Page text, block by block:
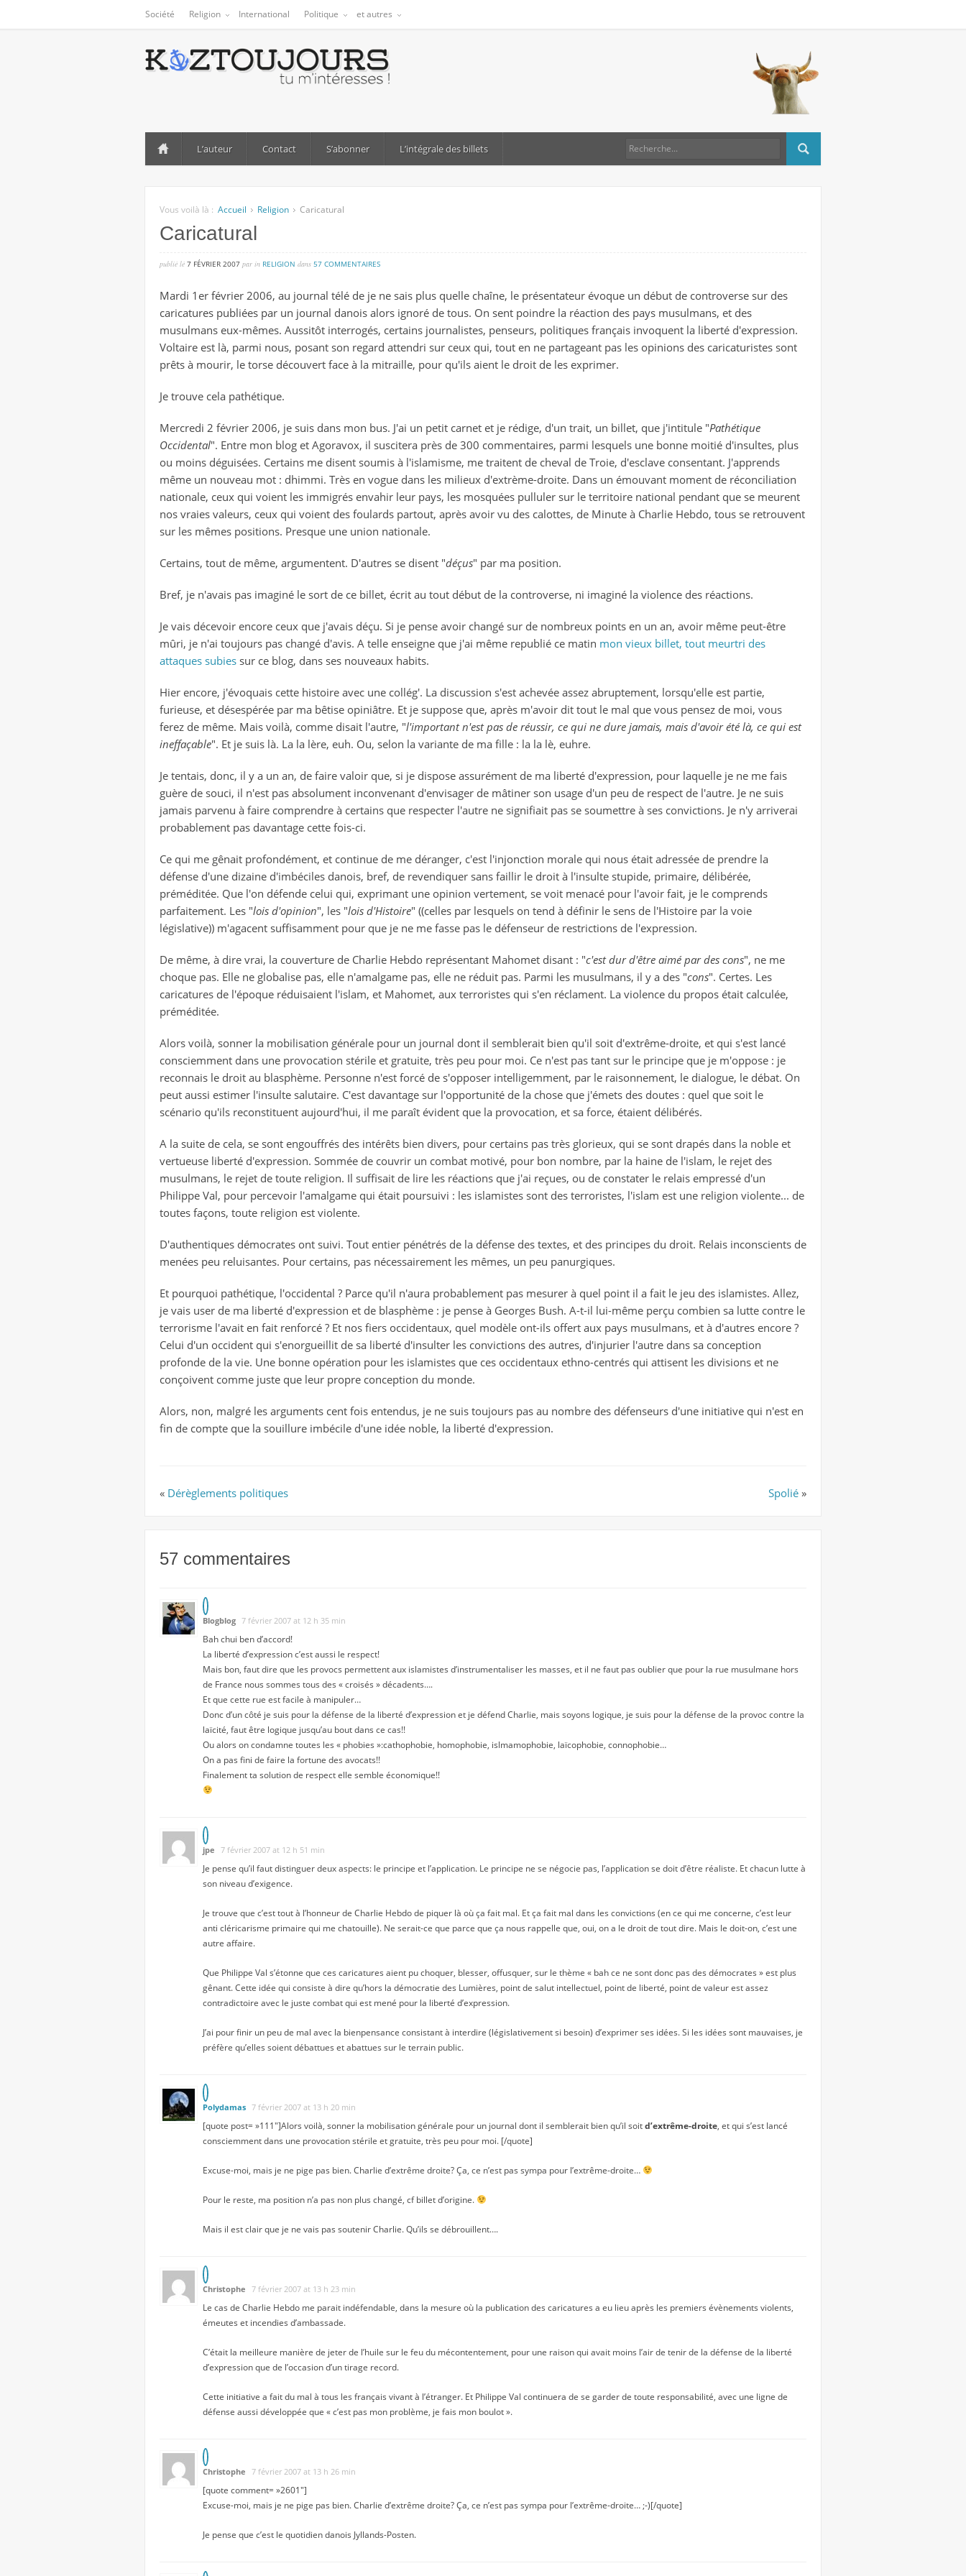
Société Religion International Politique et autres
L’auteur Contact S’abonner L’intégrale des billets
Vous voilà là : Accueil Religion Caricatural
Caricatural
publié lé 7 FÉVRIER 2007 par in RELIGION dans 57 COMMENTAIRESsur
Mardi 1er février 2006, au journal télé de je ne sais plus quelle chaîne, le présentateur évoque un début de controverse sur des
caricatures publiées par un journal danois alors ignoré de tous. On sent poindre la réaction des pays musulmans, et des
musulmans eux-mêmes. Aussitôt interrogés, certains journalistes, penseurs, politiques français invoquent la liberté d'expression.
Voltaire est là, parmi nous, posant son regard attendri sur ceux qui, tout en ne partageant pas les opinions des caricaturistes sont
prêts à mourir, le torse découvert face à la mitraille, pour qu'ils aient le droit de les exprimer.
Je trouve cela pathétique.
Mercredi 2 février 2006, je suis dans mon bus. J'ai un petit carnet et je rédige, d'un trait, un billet, que j'intitule "Pathétique
Occidental". Entre mon blog et Agoravox, il suscitera près de 300 commentaires, parmi lesquels une bonne moitié d'insultes, plus
ou moins déguisées. Certains me disent soumis à l'islamisme, me traitent de cheval de Troie, d'esclave consentant. J'apprends
même un nouveau mot : dhimmi. Très en vogue dans les milieux d'extrème-droite. Dans un émouvant moment de réconciliation
nationale, ceux qui voient les immigrés envahir leur pays, les mosquées pulluler sur le territoire national pendant que se meurent
nos vraies valeurs, ceux qui voient des foulards partout, après avoir vu des calottes, de Minute à Charlie Hebdo, tous se retrouvent
sur les mêmes positions. Presque une union nationale.
Certains, tout de même, argumentent. D'autres se disent "déçus" par ma position.
Bref, je n'avais pas imaginé le sort de ce billet, écrit au tout début de la controverse, ni imaginé la violence des réactions.
Je vais décevoir encore ceux que j'avais déçu. Si je pense avoir changé sur de nombreux points en un an, avoir même peut-être
mûri, je n'ai toujours pas changé d'avis. A telle enseigne que j'ai même republié ce matin mon vieux billet, tout meurtri des
attaques subies sur ce blog, dans ses nouveaux habits.
Hier encore, j'évoquais cette histoire avec une collég'. La discussion s'est achevée assez abruptement, lorsqu'elle est partie,
furieuse, et désespérée par ma bêtise opiniâtre. Et je suppose que, après m'avoir dit tout le mal que vous pensez de moi, vous
ferez de même. Mais voilà, comme disait l'autre, "l'important n'est pas de réussir, ce qui ne dure jamais, mais d'avoir été là, ce qui est
ineffaçable". Et je suis là. La la lère, euh. Ou, selon la variante de ma fille : la la lè, euhre.
Je tentais, donc, il y a un an, de faire valoir que, si je dispose assurément de ma liberté d'expression, pour laquelle je ne me fais
guère de souci, il n'est pas absolument inconvenant d'envisager de mâtiner son usage d'un peu de respect de l'autre. Je ne suis
jamais parvenu à faire comprendre à certains que respecter l'autre ne signifiait pas se soumettre à ses convictions. Je n'y arriverai
probablement pas davantage cette fois-ci.
Ce qui me gênait profondément, et continue de me déranger, c'est l'injonction morale qui nous était adressée de prendre la
défense d'une dizaine d'imbéciles danois, bref, de revendiquer sans faillir le droit à l'insulte stupide, primaire, délibérée,
préméditée. Que l'on défende celui qui, exprimant une opinion vertement, se voit menacé pour l'avoir fait, je le comprends
parfaitement. Les "lois d'opinion", les "lois d'Histoire" ((celles par lesquels on tend à définir le sens de l'Histoire par la voie
législative)) m'agacent suffisamment pour que je ne me fasse pas le défenseur de restrictions de l'expression.
De même, à dire vrai, la couverture de Charlie Hebdo représentant Mahomet disant : "c'est dur d'être aimé par des cons", ne me
choque pas. Elle ne globalise pas, elle n'amalgame pas, elle ne réduit pas. Parmi les musulmans, il y a des "cons". Certes. Les
caricatures de l'époque réduisaient l'islam, et Mahomet, aux terroristes qui s'en réclament. La violence du propos était calculée,
préméditée.
Alors voilà, sonner la mobilisation générale pour un journal dont il semblerait bien qu'il soit d'extrême-droite, et qui s'est lancé
consciemment dans une provocation stérile et gratuite, très peu pour moi. Ce n'est pas tant sur le principe que je m'oppose : je
reconnais le droit au blasphème. Personne n'est forcé de s'opposer intelligemment, par le raisonnement, le dialogue, le débat. On
peut aussi estimer l'insulte salutaire. C'est davantage sur l'opportunité de la chose que j'émets des doutes : quel que soit le
scénario qu'ils reconstituent aujourd'hui, il me paraît évident que la provocation, et sa force, étaient délibérés.
A la suite de cela, se sont engouffrés des intérêts bien divers, pour certains pas très glorieux, qui se sont drapés dans la noble et
vertueuse liberté d'expression. Sommée de couvrir un combat motivé, pour bon nombre, par la haine de l'islam, le rejet des
musulmans, le rejet de toute religion. Il suffisait de lire les réactions que j'ai reçues, ou de constater le relais empressé d'un
Philippe Val, pour percevoir l'amalgame qui était poursuivi : les islamistes sont des terroristes, l'islam est une religion violente... de
toutes façons, toute religion est violente.
D'authentiques démocrates ont suivi. Tout entier pénétrés de la défense des textes, et des principes du droit. Relais inconscients de
menées peu reluisantes. Pour certains, pas nécessairement les mêmes, un peu panurgiques.
Et pourquoi pathétique, l'occidental ? Parce qu'il n'aura probablement pas mesurer à quel point il a fait le jeu des islamistes. Allez,
je vais user de ma liberté d'expression et de blasphème : je pense à Georges Bush. A-t-il lui-même perçu combien sa lutte contre le
terrorisme l'avait en fait renforcé ? Et nos fiers occidentaux, quel modèle ont-ils offert aux pays musulmans, et à d'autres encore ?
Celui d'un occident qui s'enorgueillit de sa liberté d'insulter les convictions des autres, d'injurier l'autre dans sa conception
profonde de la vie. Une bonne opération pour les islamistes que ces occidentaux ethno-centrés qui attisent les divisions et ne
conçoivent comme juste que leur propre conception du monde.
Alors, non, malgré les arguments cent fois entendus, je ne suis toujours pas au nombre des défenseurs d'une initiative qui n'est en
fin de compte que la souillure imbécile d'une idée noble, la liberté d'expression.
« Dérèglements politiques Spolié »
57 commentaires
Blogblog 7 février 2007 at 12 h 35 min
Bah chui ben d’accord!
La liberté d’expression c’est aussi le respect!
Mais bon, faut dire que les provocs permettent aux islamistes d’instrumentaliser les masses, et il ne faut pas oublier que pour la rue musulmane hors
de France nous sommes tous des « croisés » décadents….
Et que cette rue est facile à manipuler…
Donc d’un côté je suis pour la défense de la liberté d’expression et je défend Charlie, mais soyons logique, je suis pour la défense de la provoc contre la
laïcité, faut être logique jusqu’au bout dans ce cas!!
Ou alors on condamne toutes les « phobies »:cathophobie, homophobie, islmamophobie, laïcophobie, connophobie…
On a pas fini de faire la fortune des avocats!!
Finalement ta solution de respect elle semble économique!!
jpe 7 février 2007 at 12 h 51 min
Je pense qu’il faut distinguer deux aspects: le principe et l’application. Le principe ne se négocie pas, l’application se doit d’être réaliste. Et chacun lutte à
son niveau d’exigence.
Je trouve que c’est tout à l’honneur de Charlie Hebdo de piquer là où ça fait mal. Et ça fait mal dans les convictions (en ce qui me concerne, c’est leur
anti cléricarisme primaire qui me chatouille). Ne serait-ce que parce que ça nous rappelle que, oui, on a le droit de tout dire. Mais le doit-on, c’est une
autre affaire.
Que Philippe Val s’étonne que ces caricatures aient pu choquer, blesser, offusquer, sur le thème « bah ce ne sont donc pas des démocrates » est plus
gênant. Cette idée qui consiste à dire qu’hors la démocratie des Lumières, point de salut intellectuel, point de liberté, point de valeur est assez
contradictoire avec le juste combat qui est mené pour la liberté d’expression.
J’ai pour finir un peu de mal avec la bienpensance consistant à interdire (législativement si besoin) d’exprimer ses idées. Si les idées sont mauvaises, je
préfère qu’elles soient débattues et abattues sur le terrain public.
Polydamas 7 février 2007 at 13 h 20 min
[quote post= »111″]Alors voilà, sonner la mobilisation générale pour un journal dont il semblerait bien qu’il soitd’extrême-droite, et qui s’est lancé
consciemment dans une provocation stérile et gratuite, très peu pour moi. [/quote]
Excuse-moi, mais je ne pige pas bien. Charlie d’extrême droite? Ça, ce n’est pas sympa pour l’extrême-droite…
Pour le reste, ma position n’a pas non plus changé, cf billet d’origine.
Mais il est clair que je ne vais pas soutenir Charlie. Qu’ils se débrouillent….
Christophe 7 février 2007 at 13 h 23 min
Le cas de Charlie Hebdo me parait indéfendable, dans la mesure où la publication des caricatures a eu lieu après les premiers évènements violents,
émeutes et incendies d’ambassade.
C’était la meilleure manière de jeter de l’huile sur le feu du mécontentement, pour une raison qui avait moins l’air de tenir de la défense de la liberté
d’expression que de l’occasion d’un tirage record.
Cette initiative a fait du mal à tous les français vivant à l’étranger. Et Philippe Val continuera de se garder de toute responsabilité, avec une ligne de
défense aussi développée que « c’est pas mon problème, je fais mon boulot ».
Christophe 7 février 2007 at 13 h 26 min
[quote comment= »2601″]
Excuse-moi, mais je ne pige pas bien. Charlie d’extrême droite? Ça, ce n’est pas sympa pour l’extrême-droite… ;-)[/quote]
Je pense que c’est le quotidien danois Jyllands-Posten.